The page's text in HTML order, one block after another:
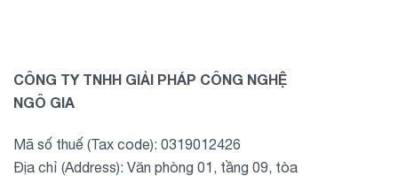
CÔNG TY TNHH GIẢI PHÁP CÔNG NGHỆ
NGÔ GIA
Mã số thuế (Tax code): 0319012426
Địa chỉ (Address): Văn phòng 01, tầng 09, tòa